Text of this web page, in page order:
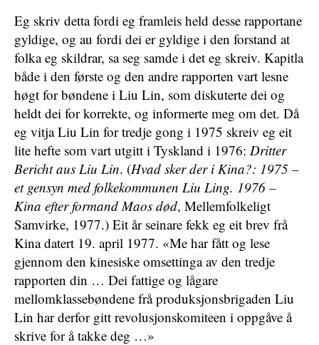
Eg skriv detta fordi eg framleis held desse rapportane
gyldige, og au fordi dei er gyldige i den forstand at
folka eg skildrar, sa seg samde i det eg skreiv. Kapitla
både i den første og den andre rapporten vart lesne
høgt for bøndene i Liu Lin, som diskuterte dei og
heldt dei for korrekte, og informerte meg om det. Då
eg vitja Liu Lin for tredje gong i 1975 skreiv eg eit
lite hefte som vart utgitt i Tyskland i 1976: Dritter
Bericht aus Liu Lin. (Hvad sker der i Kina?: 1975 –
et gensyn med folkekommunen Liu Ling. 1976 –
Kina efter formand Maos død, Mellemfolkeligt
Samvirke, 1977.) Eit år seinare fekk eg eit brev frå
Kina datert 19. april 1977. «Me har fått og lese
gjennom den kinesiske omsettinga av den tredje
rapporten din … Dei fattige og lågare
mellomklassebøndene frå produksjonsbrigaden Liu
Lin har derfor gitt revolusjonskomiteen i oppgåve å
skrive for å takke deg …»